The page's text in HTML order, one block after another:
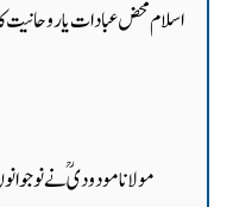
اسلام محض عبادات یا روحانیت
مولانا مودودیؒ نے